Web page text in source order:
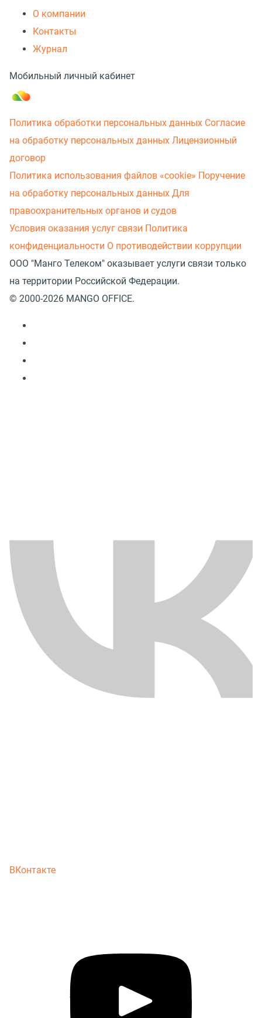
О компании
Контакты
Журнал
Мобильный личный кабинет
Политика обработки персональных данных Согласие
на обработку персональных данных Лицензионный
договор
Политика использования файлов «cookie» Поручение
на обработку персональных данных Для
правоохранительных органов и судов
Условия оказания услуг связи Политика
конфиденциальности О противодействии коррупции
ООО "Манго Телеком" оказывает услуги связи только
на территории Российской Федерации.
© 2000-2026 MANGO OFFICE.
ВКонтакте